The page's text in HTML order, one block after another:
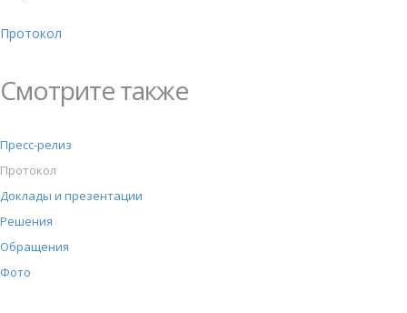
Протокол
Смотрите также
Пресс-релиз
Протокол
Доклады и презентации
Решения
Обращения
Фото